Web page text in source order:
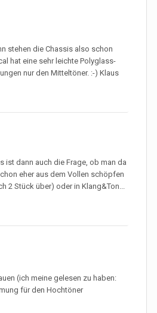
stehen die Chassis also schon
hat eine sehr leichte Polyglass-
nur den Mitteltöner. :-) Klaus
ist dann auch die Frage, ob man da
eher aus dem Vollen schöpfen
2 Stück über) oder in Klang&Ton...
(ich meine gelesen zu haben:
für den Hochtöner